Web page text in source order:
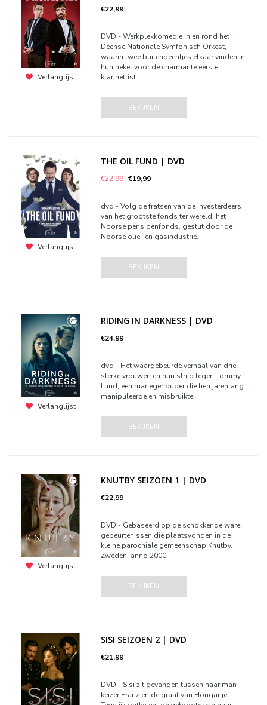
Verlanglijst
€22,99
DVD - Werkplekkomedie in en rond het
Deense Nationale Symfonisch Orkest,
waarin twee buitenbeentjes elkaar vinden in
hun hekel voor de charmante eerste
klarinettist.
BEKIJKEN
Verlanglijst
THE OIL FUND | DVD
€22,99 €19,99
dvd - Volg de fratsen van de investerdeers
van het grootste fonds ter wereld: het
Noorse pensioenfonds, gestut door de
Noorse olie- en gasindustrie. ‎
BEKIJKEN
Verlanglijst
RIDING IN DARKNESS | DVD
€24,99
dvd - Het waargebeurde verhaal van drie
sterke vrouwen en hun strijd tegen Tommy
Lund, een manegehouder die hen jarenlang
manipuleerde en misbruikte.
BEKIJKEN
Verlanglijst
KNUTBY SEIZOEN 1 | DVD
€22,99
DVD - Gebaseerd op de schokkende ware
gebeurtenissen die plaatsvonden in de
kleine parochiale gemeenschap Knutby,
Zweden, anno 2000.
BEKIJKEN
SISI SEIZOEN 2 | DVD
€21,99
DVD - Sisi zit gevangen tussen haar man
keizer Franz en de graaf van Hongarije.